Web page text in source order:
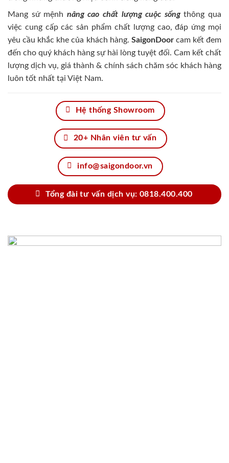
Mang sứ mệnh nâng cao chất lượng cuộc sốngthông qua
việc cung cấp các sản phẩm chất lượng cao, đáp ứng mọi
yêu cầu khắc khe của khách hàng. SaigonDoorcam kết đem
đến cho quý khách hàng sự hài lòng tuyệt đối. Cam kết chất
lượng dịch vụ, giá thành & chính sách chăm sóc khách hàng
luôn tốt nhất tại Việt Nam.
Hệ thống Showroom
20+ Nhân viên tư vấn
info@saigondoor.vn
Tổng đài tư vấn dịch vụ: 0818.400.400